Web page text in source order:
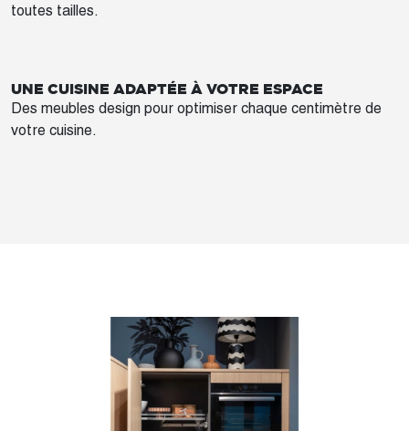
toutes tailles.
UNE CUISINE ADAPTÉE À VOTRE ESPACE
Des meubles design pour optimiser chaque centimètre de
votre cuisine.